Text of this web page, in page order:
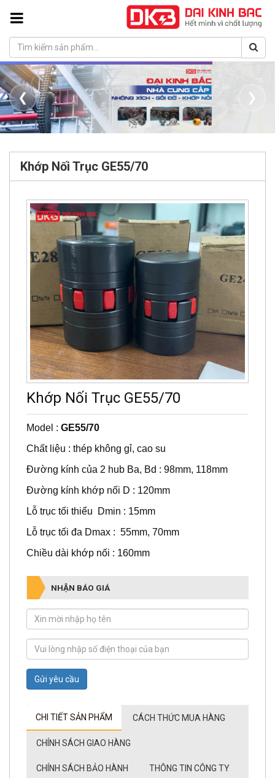
❮ ❯
Khớp Nối Trục GE55/70
Khớp Nối Trục GE55/70
Model :
GE55/70
Chất liệu : thép không gỉ, cao su
Đường kính của 2 hub Ba, Bd : 98mm, 118mm
Đường kính khớp nối D : 120mm
Lỗ trục tối thiểu Dmin : 15mm
Lỗ trục tối đa Dmax : 55mm, 70mm
CHI TIẾT SẢN PHẨM